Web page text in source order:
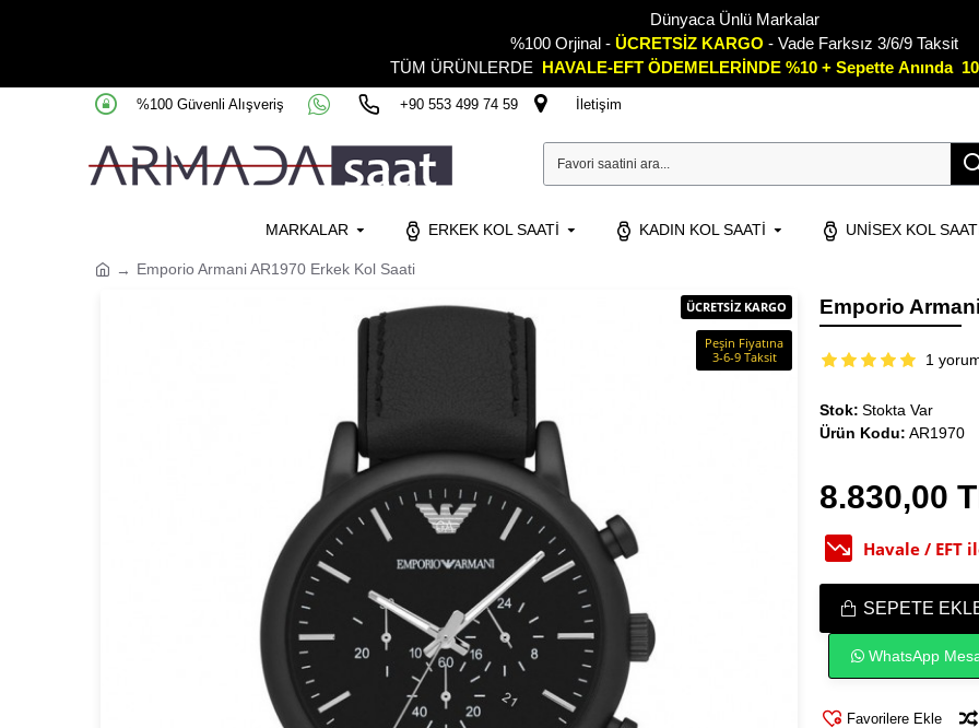
Dünyaca Ünlü Markalar
%100 Orjinal - ÜCRETSİZ KARGO - Vade Farksız 3/6/9 Taksit
TÜM ÜRÜNLERDE HAVALE-EFT ÖDEMELERİNDE %10 + Sepette Anında
%100 Güvenli Alışveriş +90 553 499 74 59 İletişim
MARKALAR ERKEK KOL SAATI KADIN KOL SAATI UNISEX KOL
Emporio Armani AR1970 Erkek Kol Saati
ÜCRETSİZ KARGO
Peşin Fiyatına
3-6-9 Taksit
Emporio
1
8.830,00
Havale / EFT
Stok: Stokta Var
Ürün Kodu: AR1970
SEPETE
WhatsApp
Favorilere Ekle